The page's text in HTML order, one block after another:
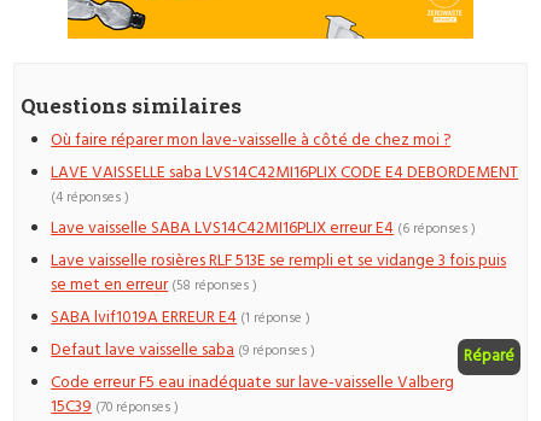
Questions similaires
Où faire réparer mon lave-vaisselle à côté de chez moi ?
LAVE VAISSELLE saba LVS14C42MI16PLIX CODE E4 DEBORDEMENT
(4 réponses )
Lave vaisselle SABA LVS14C42MI16PLIX erreur E4 (6 réponses )
Lave vaisselle rosières RLF 513E se rempli et se vidange 3 fois puis
se met en erreur (58 réponses )
SABA lvif1019A ERREUR E4 (1 réponse )
Defaut lave vaisselle saba Réparé
(9 réponses )
Code erreur F5 eau inadéquate sur lave-vaisselle Valberg
15C39 (70 réponses )